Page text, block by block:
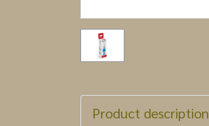
Product description